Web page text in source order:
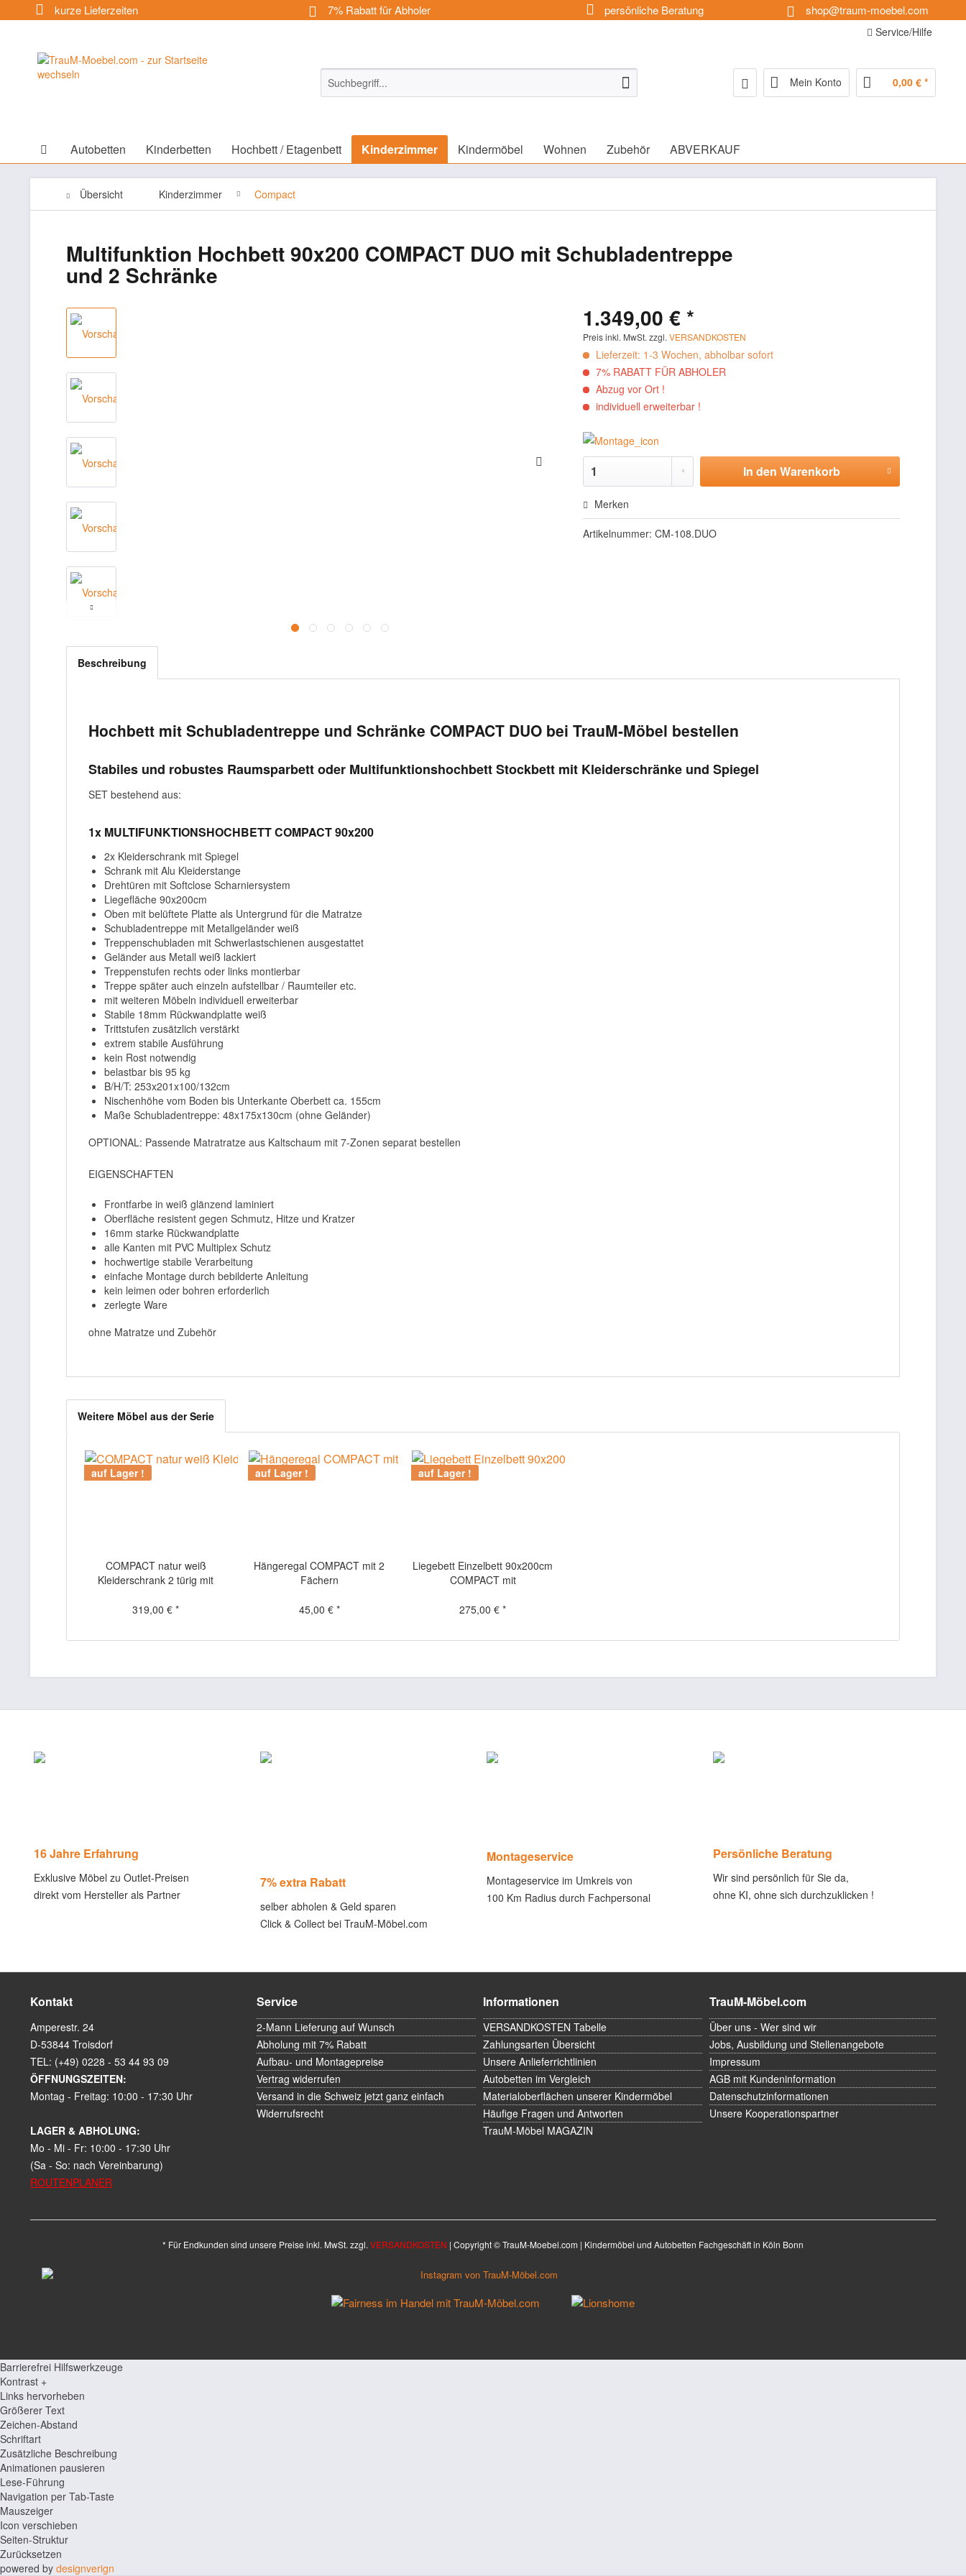
kurze Lieferzeiten 7% Rabatt für Abholer persönliche Beratung shop@traum-moebel.com
Service/Hilfe
Mein Konto 0,00 € *
Autobetten Kinderbetten Hochbett / Etagenbett Kinderzimmer Kindermöbel Wohnen Zubehör ABVERKAUF
Übersicht Kinderzimmer Compact
Multifunktion Hochbett 90x200 COMPACT DUO mit Schubladentreppe
und 2 Schränke
1.349,00 € *
Preis inkl. MwSt. zzgl.VERSANDKOSTEN
Lieferzeit: 1-3 Wochen, abholbar sofort
7% RABATT FÜR ABHOLER
Abzug vor Ort !
individuell erweiterbar !
In den Warenkorb
Merken
Artikelnummer:CM-108.DUO
Beschreibung
Hochbett mit Schubladentreppe und Schränke COMPACT DUO bei TrauM-Möbel bestellen
Stabiles und robustes Raumsparbett oder Multifunktionshochbett Stockbett mit Kleiderschränke und Spiegel
SET bestehend aus:
1x MULTIFUNKTIONSHOCHBETT COMPACT 90x200
2x Kleiderschrank mit Spiegel
Schrank mit Alu Kleiderstange
Drehtüren mit Softclose Scharniersystem
Liegefläche 90x200cm
Oben mit belüftete Platte als Untergrund für die Matratze
Schubladentreppe mit Metallgeländer weiß
Treppenschubladen mit Schwerlastschienen ausgestattet
Geländer aus Metall weiß lackiert
Treppenstufen rechts oder links montierbar
Treppe später auch einzeln aufstellbar / Raumteiler etc.
mit weiteren Möbeln individuell erweiterbar
Stabile 18mm Rückwandplatte weiß
Trittstufen zusätzlich verstärkt
extrem stabile Ausführung
kein Rost notwendig
belastbar bis 95 kg
B/H/T: 253x201x100/132cm
Nischenhöhe vom Boden bis Unterkante Oberbett ca. 155cm
Maße Schubladentreppe: 48x175x130cm (ohne Geländer)
OPTIONAL: Passende Matratratze aus Kaltschaum mit 7-Zonen separat bestellen
EIGENSCHAFTEN
Frontfarbe in weiß glänzend laminiert
Oberfläche resistent gegen Schmutz, Hitze und Kratzer
16mm starke Rückwandplatte
alle Kanten mit PVC Multiplex Schutz
hochwertige stabile Verarbeitung
einfache Montage durch bebilderte Anleitung
kein leimen oder bohren erforderlich
zerlegte Ware
ohne Matratze und Zubehör
Weitere Möbel aus der Serie
auf Lager !
COMPACT natur weiß
Kleiderschrank 2 türig mit
319,00 € *
auf Lager !
Hängeregal COMPACT mit 2
Fächern
45,00 € *
auf Lager !
Liegebett Einzelbett 90x200cm
COMPACT mit
275,00 € *
16 Jahre Erfahrung
Exklusive Möbel zu Outlet-Preisen
direkt vom Hersteller als Partner
7% extra Rabatt
selber abholen & Geld sparen
Click & Collect bei TrauM-Möbel.com
Montageservice
Montageservice im Umkreis von
100 Km Radius durch Fachpersonal
Persönliche Beratung
Wir sind persönlich für Sie da,
ohne KI, ohne sich durchzuklicken !
Kontakt
Amperestr. 24
D-53844 Troisdorf
TEL: (+49) 0228 - 53 44 93 09
ÖFFNUNGSZEITEN:
Montag - Freitag: 10:00 - 17:30 Uhr
LAGER & ABHOLUNG:
Mo - Mi - Fr: 10:00 - 17:30 Uhr
(Sa - So: nach Vereinbarung)
ROUTENPLANER
Service
2-Mann Lieferung auf Wunsch
Abholung mit 7% Rabatt
Aufbau- und Montagepreise
Vertrag widerrufen
Versand in die Schweiz jetzt ganz einfach
Widerrufsrecht
Informationen
VERSANDKOSTEN Tabelle
Zahlungsarten Übersicht
Unsere Anlieferrichtlinien
Autobetten im Vergleich
Materialoberflächen unserer Kindermöbel
Häufige Fragen und Antworten
TrauM-Möbel MAGAZIN
TrauM-Möbel.com
Über uns - Wer sind wir
Jobs, Ausbildung und Stellenangebote
Impressum
AGB mit Kundeninformation
Datenschutzinformationen
Unsere Kooperationspartner
* Für Endkunden sind unsere Preise inkl. MwSt. zzgl. VERSANDKOSTEN | Copyright © TrauM-Moebel.com | Kindermöbel und Autobetten Fachgeschäft in Köln Bonn
Barrierefrei Hilfswerkzeuge
Kontrast +
Links hervorheben
Größerer Text
Zeichen-Abstand
Schriftart
Zusätzliche Beschreibung
Animationen pausieren
Lese-Führung
Navigation per Tab-Taste
Mauszeiger
Icon verschieben
Seiten-Struktur
Zurücksetzen
powered by designverign